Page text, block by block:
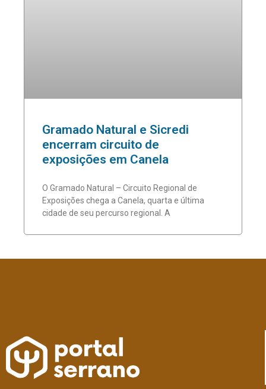
Gramado Natural e Sicredi
encerram circuito de
exposições em Canela
O Gramado Natural – Circuito Regional de
Exposições chega a Canela, quarta e última
cidade de seu percurso regional. A